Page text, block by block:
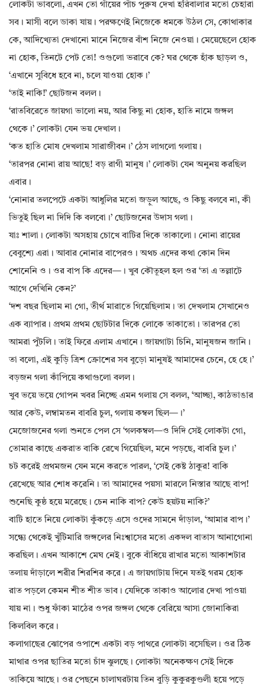
লোকটা ভাবলো, এখন তো গাঁয়ের পাঁচ পুরুষ দেখা হরিবালার মতো চেহারা
সব। মাসী বলে ডাকা যায়। পরক্ষণেই নিজেকে ধমকে উঠল সে, কোথাকার
কে, আদিখ্যেতা দেখানো মানে নিজের বাঁশ নিজে নেওয়া। মেয়েছেলে হোক
না হোক, তিনটে পেট তো! ওগুলো ভরাবে কে? ঘর থেকে হাঁক ছাড়ল ও,
‘এখানে সুবিধে হবে না, চলে যাওয়া হোক।’
‘তাই নাকি!’ ছোটজন বলল।
‘রাতবিরেতে জায়গা ভালো নয়, আর কিছু না হোক, হাতি নামে জঙ্গল
থেকে।’ লোকটা যেন ভয় দেখাল।
‘কত হাতি মোষ দেখলাম সারাজীবন।’ ঠেস লাগলো গলায়।
‘তারপর নোনা রায় আছে! বড় রাগী মানুষ।’ লোকটা যেন অনুনয় করছিল
এবার।
‘নোনার তলপেটে একটা আধুলির মতো জড়ুল আছে, ও কিছু বলবে না, কী
ভিতুই ছিল না দিদি কি বলবো।’ ছোটজনের উদাস গলা।
যাঃ শালা। লোকটা অসহায় চোখে বাটির দিকে তাকালো। নোনা রায়ের
বেবুশ্যে এরা। আবার নোনার বাপেরও। অথচ এদের কথা কোন দিন
শোনেনি ও। ওর বাপ কি এদের—। খুব কৌতূহল হল ওর ‘তা এ তল্লাটে
আগে দেখিনি কেন?’
‘দশ বছর ছিলাম না গো, তীর্থ মারাতে গিয়েছিলাম। তা দেখলাম সেখানেও
এক ব্যাপার। প্রথম প্রথম ছোটটার দিকে লোকে তাকাতো। তারপর তো
আমরা পুঁটলি। তাই ফিরে এলাম এখানে। জায়গাটা চিনি, মানুষজন জানি।
তা বলো, এই কুড়ি ত্রিশ ক্রোশের সব বুড়ো মানুষই আমাদের চেনে, হে হে।’
বড়জন গলা কাঁপিয়ে কথাগুলো বলল।
খুব ভয়ে ভয়ে গোপন খবর নিচ্ছে এমন গলায় সে বলল, ‘আচ্ছা, কাঠভাঙার
আর কেউ, লম্বামতন বাবরি চুল, গলায় কম্বল ছিল—।’
মেজোজনের গলা শুনতে পেল সে ‘গলকম্বল—ও দিদি সেই লোকটা গো,
তোমার কাছে একরাত বাকি রেখে গিয়েছিল, মনে পড়ছে, বাবরি চুল।’
চট করেই প্রথমজন যেন মনে করতে পারল, ‘সেই কেষ্ট ঠাকুর! বাকি
রেখেছে আর শোধ করেনি। তা আমাদের পয়সা মারলে নিস্তার আছে বাপ!
শুনেছি কুষ্ঠ হয়ে মরেছে। চেন নাকি বাপ? কেউ হয়টয় নাকি?’
বাটি হাতে নিয়ে লোকটা কুঁকড়ে এসে ওদের সামনে দাঁড়াল, ‘আমার বাপ।’
সন্ধ্যে থেকেই খুঁটিমারি জঙ্গলের নিঃশ্বাসের মতো একদল বাতাস আনাগোনা
করছিল। এখন আকাশে মেঘ নেই। বুকে বাঁধিয়ে রাখার মতো আকাশটার
তলায় দাঁড়ালে শরীর শিরশির করে। এ জায়গাটায় দিনে যতই গরম হোক
রাত পড়লে কেমন শীত শীত ভাব। যেদিকে তাকাও আলোর দেখা পাওয়া
যায় না। শুধু ফাঁকা মাঠের ওপর জঙ্গল থেকে বেরিয়ে আসা জোনাকিরা
কিলবিল করে।
কলাগাছের ঝোপের ওপাশে একটা বড় পাথরে লোকটা বসেছিল। ওর ঠিক
মাথার ওপর ছাতির মতো চাঁদ ঝুলছে। লোকটা অনেকক্ষণ সেই দিকে
তাকিয়ে আছে। ওর পেছনে চালাঘরটায় তিন বুড়ি কুকুরকুণ্ডলী হয়ে পড়ে